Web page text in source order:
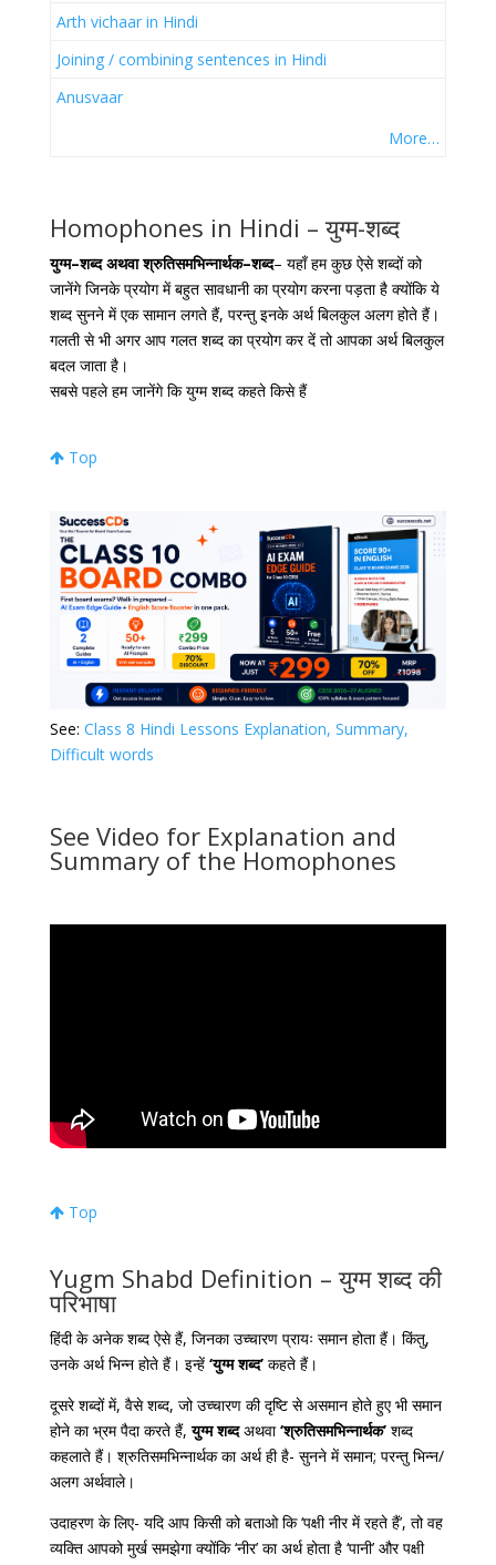
Arth vichaar in Hindi
Joining / combining sentences in Hindi
Anusvaar
More…
Homophones in Hindi – युग्म-शब्द
युग्म–शब्द अथवा श्रुतिसमभिन्नार्थक–शब्द– यहाँ हम कुछ ऐसे शब्दों को
जानेंगे जिनके प्रयोग में बहुत सावधानी का प्रयोग करना पड़ता है क्योंकि ये
शब्द सुनने में एक सामान लगते हैं, परन्तु इनके अर्थ बिलकुल अलग होते हैं।
गलती से भी अगर आप गलत शब्द का प्रयोग कर दें तो आपका अर्थ बिलकुल
बदल जाता है।
सबसे पहले हम जानेंगे कि युग्म शब्द कहते किसे हैं
Top
See: Class 8 Hindi Lessons Explanation, Summary,
Difficult words
See Video for Explanation and
Summary of the Homophones
Top
Yugm Shabd Definition – युग्म शब्द की
परिभाषा
हिंदी के अनेक शब्द ऐसे हैं, जिनका उच्चारण प्रायः समान होता हैं। किंतु,
उनके अर्थ भिन्न होते हैं। इन्हें ‘युग्म शब्द’कहते हैं।
दूसरे शब्दों में, वैसे शब्द, जो उच्चारण की दृष्टि से असमान होते हुए भी समान
होने का भ्रम पैदा करते हैं,युग्म शब्दअथवा‘श्रुतिसमभिन्नार्थक’शब्द
कहलाते हैं। श्रुतिसमभिन्नार्थक का अर्थ ही है- सुनने में समान; परन्तु भिन्न/
अलग अर्थवाले।
उदाहरण के लिए- यदि आप किसी को बताओ कि ‘पक्षी नीर में रहते हैं’, तो वह
व्यक्ति आपको मुर्ख समझेगा क्योंकि ‘नीर’ का अर्थ होता है ‘पानी’ और पक्षी